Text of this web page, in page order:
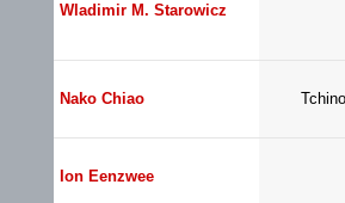
Wladimir M. Starowicz
Nako Chiao Tchino
Ion Eenzwee